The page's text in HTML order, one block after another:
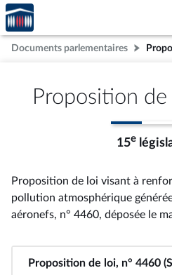
Aller au contenu
Aller en bas de la page
Accèder
à la
page
d'accueil
Documents parlementaires
Proposition
15e
Proposition de loi visant à
pollution atmosphérique
aéronefs, n° 4460, déposée le
Proposition de loi, n° 4460